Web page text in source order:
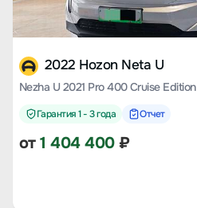
2022 Hozon Neta U
Nezha U 2021 Pro 400 Cruise Edition
Гарантия 1 - 3 года Отчет
от1 404 400₽